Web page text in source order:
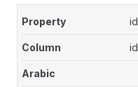
id
id